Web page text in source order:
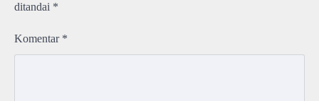
ditandai *
Komentar *